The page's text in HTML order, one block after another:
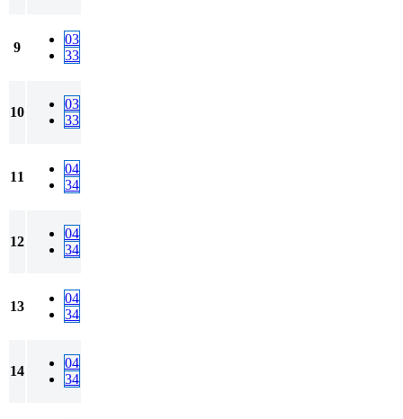
9
03
33
10
03
33
11
04
34
12
04
34
13
04
34
14
04
34